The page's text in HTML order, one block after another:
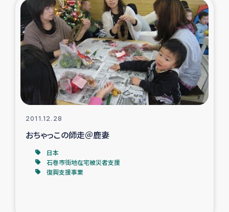
トルコ・シリア地震被災者支援
デニヤヤ小規模紅茶農家支援
コーヒー生産者支援
アイナロ県マウベシ郡でのコーヒー畑改善事業
ベイルート大規模爆発被災者支援
女性の生計向上支援
2011.12.28
おちゃっこの師走＠鹿妻
日本
石巻市街地在宅被災者支援
復興支援事業